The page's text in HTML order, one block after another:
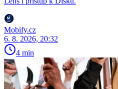
Mobify.cz
6. 8. 2026, 20:32
4 min